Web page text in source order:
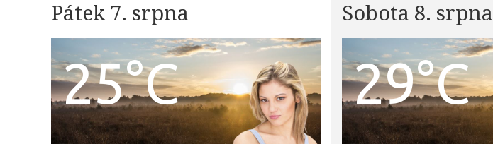
Pátek 7. srpna
25°C
Sobota 8. srpna
29°C